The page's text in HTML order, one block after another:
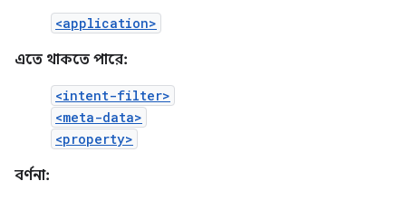
<application>
এতে থাকতে পারে:
<intent-filter>
<meta-data>
<property>
বর্ণনা: